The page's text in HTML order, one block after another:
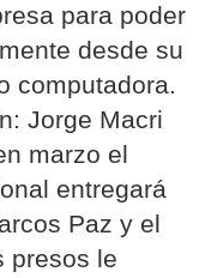
para poder
desde su
computadora.
Jorge Macri
marzo el
entregará
Paz y el
presos le